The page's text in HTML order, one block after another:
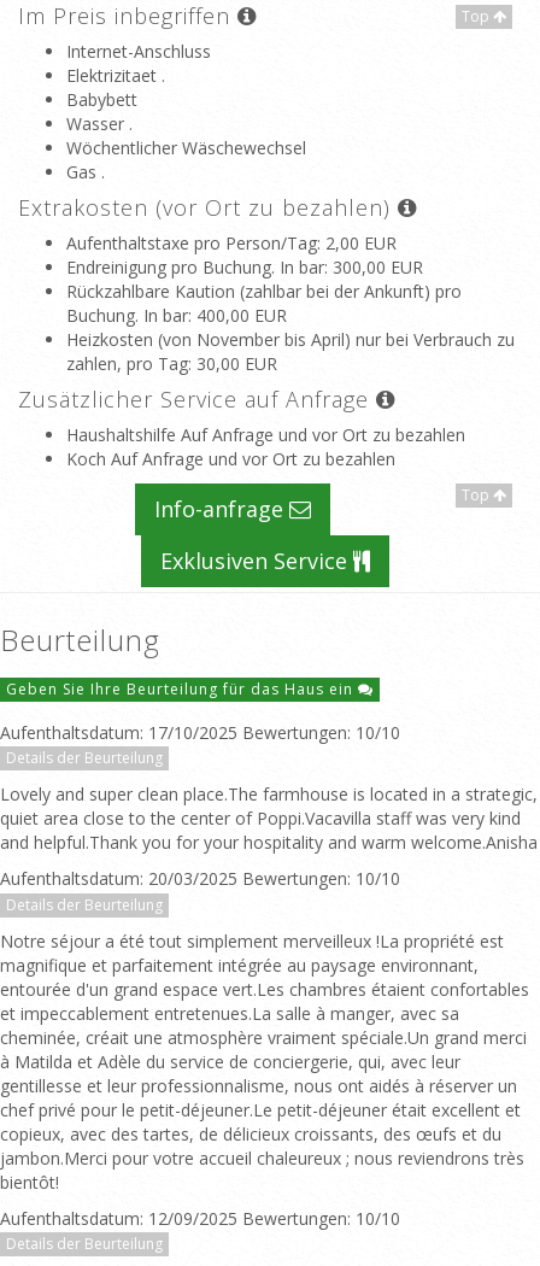
Top
Im Preis inbegriffen
Internet-Anschluss
Elektrizitaet .
Babybett
Wasser .
Wöchentlicher Wäschewechsel
Gas .
Extrakosten (vor Ort zu bezahlen)
Aufenthaltstaxe pro Person/Tag: 2,00 EUR
Endreinigung pro Buchung. In bar: 300,00 EUR
Rückzahlbare Kaution (zahlbar bei der Ankunft) pro
Buchung. In bar: 400,00 EUR
Heizkosten (von November bis April) nur bei Verbrauch zu
zahlen, pro Tag: 30,00 EUR
Zusätzlicher Service auf Anfrage
Haushaltshilfe Auf Anfrage und vor Ort zu bezahlen
Koch Auf Anfrage und vor Ort zu bezahlen
Top
Info-anfrage
Exklusiven Service
Beurteilung
Geben Sie Ihre Beurteilung für das Haus ein
Aufenthaltsdatum: 17/10/2025 Bewertungen: 10/10
Details der Beurteilung
Lovely and super clean place.The farmhouse is located in a strategic,
quiet area close to the center of Poppi.Vacavilla staff was very kind
and helpful.Thank you for your hospitality and warm welcome.Anisha
Aufenthaltsdatum: 20/03/2025 Bewertungen: 10/10
Details der Beurteilung
Notre séjour a été tout simplement merveilleux !La propriété est
magnifique et parfaitement intégrée au paysage environnant,
entourée d'un grand espace vert.Les chambres étaient confortables
et impeccablement entretenues.La salle à manger, avec sa
cheminée, créait une atmosphère vraiment spéciale.Un grand merci
à Matilda et Adèle du service de conciergerie, qui, avec leur
gentillesse et leur professionnalisme, nous ont aidés à réserver un
chef privé pour le petit-déjeuner.Le petit-déjeuner était excellent et
copieux, avec des tartes, de délicieux croissants, des œufs et du
jambon.Merci pour votre accueil chaleureux ; nous reviendrons très
bientôt!
Aufenthaltsdatum: 12/09/2025 Bewertungen: 10/10
Details der Beurteilung